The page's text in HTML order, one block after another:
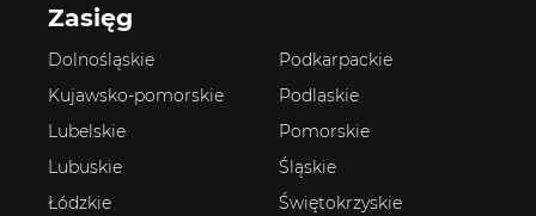
Zasięg
Dolnośląskie
Kujawsko-pomorskie
Lubelskie
Lubuskie
Łódzkie
Podkarpackie
Podlaskie
Pomorskie
Śląskie
Świętokrzyskie